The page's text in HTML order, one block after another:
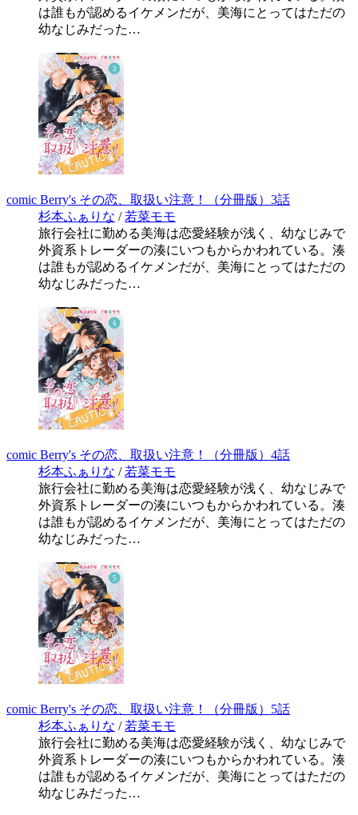
は誰もが認めるイケメンだが、美海にとってはただの
幼なじみだった…
comic Berry's その恋、取扱い注意！（分冊版）3話
杉本ふぁりな / 若菜モモ
旅行会社に勤める美海は恋愛経験が浅く、幼なじみで
外資系トレーダーの湊にいつもからかわれている。湊
は誰もが認めるイケメンだが、美海にとってはただの
幼なじみだった…
comic Berry's その恋、取扱い注意！（分冊版）4話
杉本ふぁりな / 若菜モモ
旅行会社に勤める美海は恋愛経験が浅く、幼なじみで
外資系トレーダーの湊にいつもからかわれている。湊
は誰もが認めるイケメンだが、美海にとってはただの
幼なじみだった…
comic Berry's その恋、取扱い注意！（分冊版）5話
杉本ふぁりな / 若菜モモ
旅行会社に勤める美海は恋愛経験が浅く、幼なじみで
外資系トレーダーの湊にいつもからかわれている。湊
は誰もが認めるイケメンだが、美海にとってはただの
幼なじみだった…